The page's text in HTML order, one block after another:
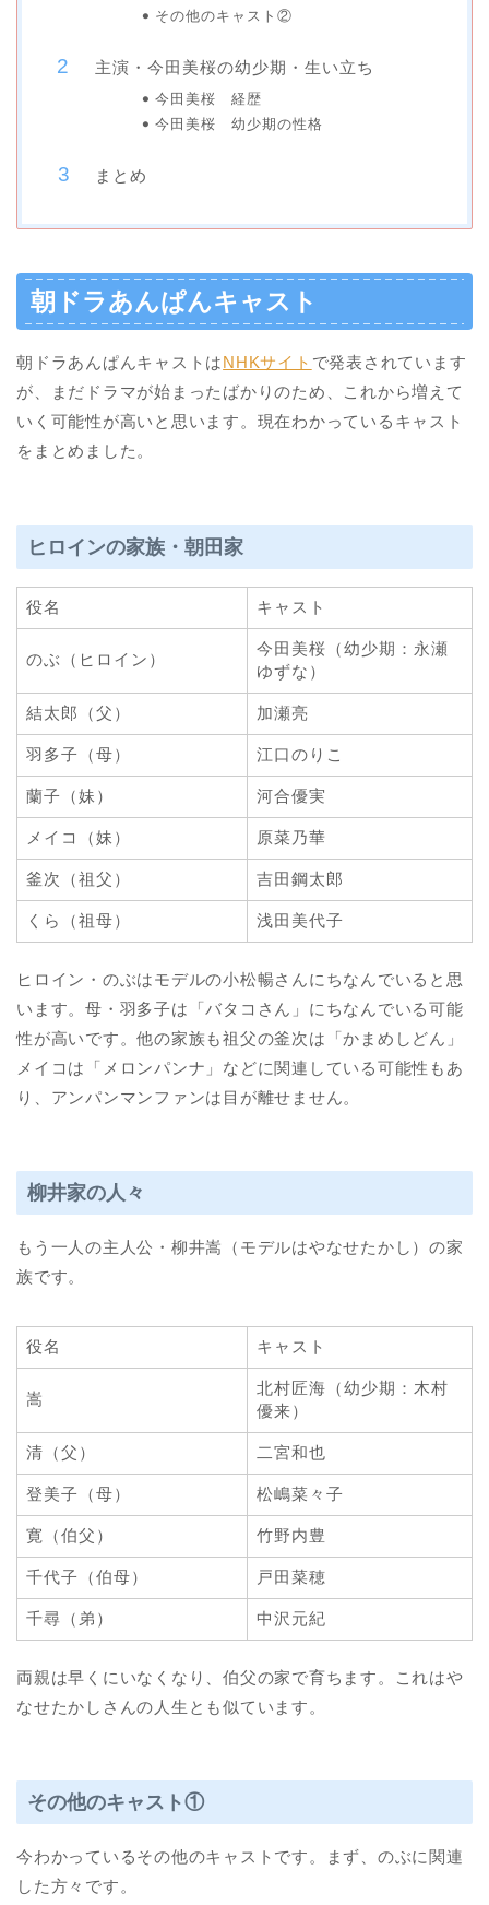
その他のキャスト②
主演・今田美桜の幼少期・生い立ち
今田美桜 経歴
今田美桜 幼少期の性格
まとめ
朝ドラあんぱんキャスト
朝ドラあんぱんキャストはNHKサイト で発表されています
が、まだドラマが始まったばかりのため、これから増えて
いく可能性が高いと思います。現在わかっているキャスト
をまとめました。
ヒロインの家族・朝田家
役名 キャスト
のぶ（ヒロイン）
今田美桜（幼少期：永瀬
ゆずな）
結太郎（父） 加瀬亮
羽多子（母） 江口のりこ
蘭子（妹） 河合優実
メイコ（妹） 原菜乃華
釜次（祖父） 吉田鋼太郎
くら（祖母） 浅田美代子
ヒロイン・のぶはモデルの小松暢さんにちなんでいると思
います。母・羽多子は「バタコさん」にちなんでいる可能
性が高いです。他の家族も祖父の釜次は「かまめしどん」
メイコは「メロンパンナ」などに関連している可能性もあ
り、アンパンマンファンは目が離せません。
柳井家の人々
もう一人の主人公・柳井嵩（モデルはやなせたかし）の家
族です。
役名 キャスト
嵩
北村匠海（幼少期：木村
優来）
清（父） 二宮和也
登美子（母） 松嶋菜々子
寛（伯父） 竹野内豊
千代子（伯母） 戸田菜穂
千尋（弟） 中沢元紀
両親は早くにいなくなり、伯父の家で育ちます。これはや
なせたかしさんの人生とも似ています。
その他のキャスト①
今わかっているその他のキャストです。まず、のぶに関連
した方々です。